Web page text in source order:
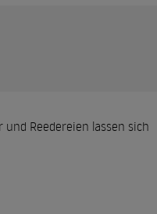
Reedereien lassen sich